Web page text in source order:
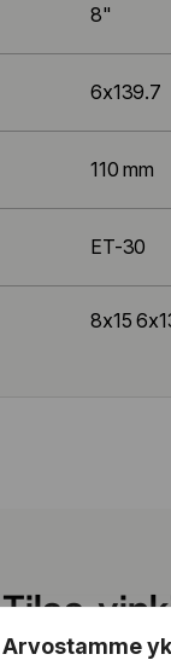
Arvostamme
8"
6x139.7
110 mm
ET-30
8x15
Tilaa